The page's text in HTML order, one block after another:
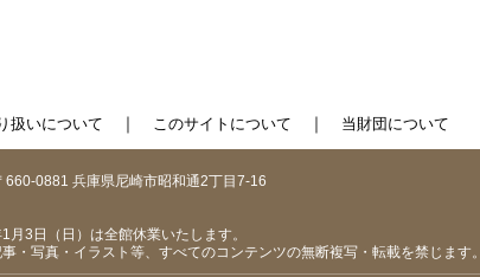
扱いについて ｜ このサイトについて ｜ 当財団について
0881 兵庫県尼崎市昭和通2丁目7-16
3日（日）は全館休業いたします。
・写真・イラスト等、すべてのコンテンツの無断複写・転載を禁じます。